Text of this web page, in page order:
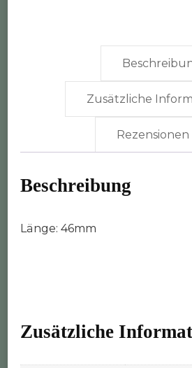
Zusätzliche
Rezensionen
Beschreibung
Länge: 46mm
Zusätzliche